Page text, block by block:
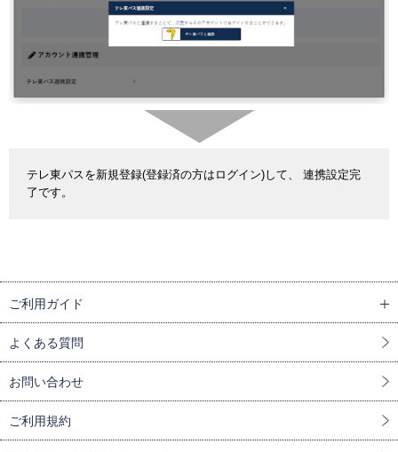
テレ東パスを新規登録(登録済の方はログイン)して、 連携設定完
了です。
ご利用ガイド
よくある質問
お問い合わせ
ご利用規約